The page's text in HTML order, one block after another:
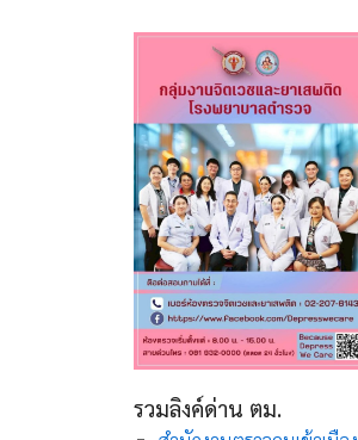
รวมลิงค์ด่าน ตม.